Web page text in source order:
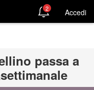
passa a
2 Accedi